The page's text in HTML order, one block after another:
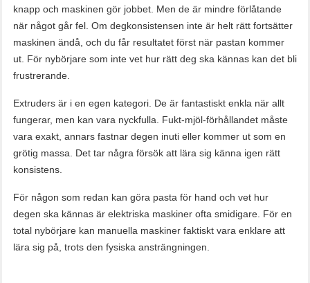
knapp och maskinen gör jobbet. Men de är mindre förlåtande
när något går fel. Om degkonsistensen inte är helt rätt fortsätter
maskinen ändå, och du får resultatet först när pastan kommer
ut. För nybörjare som inte vet hur rätt deg ska kännas kan det bli
frustrerande.
Extruders är i en egen kategori. De är fantastiskt enkla när allt
fungerar, men kan vara nyckfulla. Fukt-mjöl-förhållandet måste
vara exakt, annars fastnar degen inuti eller kommer ut som en
grötig massa. Det tar några försök att lära sig känna igen rätt
konsistens.
För någon som redan kan göra pasta för hand och vet hur
degen ska kännas är elektriska maskiner ofta smidigare. För en
total nybörjare kan manuella maskiner faktiskt vara enklare att
lära sig på, trots den fysiska ansträngningen.